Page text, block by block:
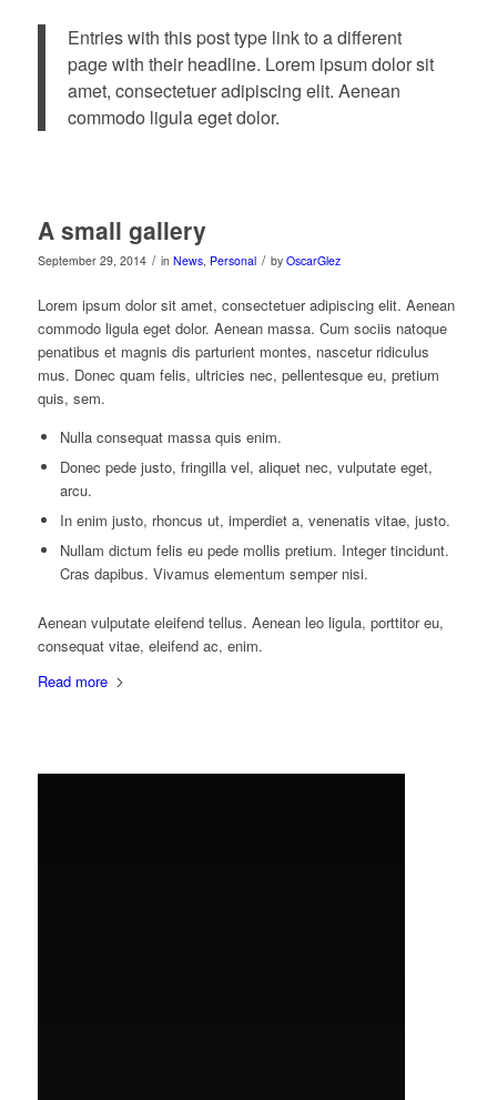
Entries with this post type link to a different
page with their headline. Lorem ipsum dolor sit
amet, consectetuer adipiscing elit. Aenean
commodo ligula eget dolor.
A small gallery
September 29, 2014 / in News, Personal / by OscarGlez
Lorem ipsum dolor sit amet, consectetuer adipiscing elit. Aenean
commodo ligula eget dolor. Aenean massa. Cum sociis natoque
penatibus et magnis dis parturient montes, nascetur ridiculus
mus. Donec quam felis, ultricies nec, pellentesque eu, pretium
quis, sem.
Nulla consequat massa quis enim.
Donec pede justo, fringilla vel, aliquet nec, vulputate eget,
arcu.
In enim justo, rhoncus ut, imperdiet a, venenatis vitae, justo.
Nullam dictum felis eu pede mollis pretium. Integer tincidunt.
Cras dapibus. Vivamus elementum semper nisi.
Aenean vulputate eleifend tellus. Aenean leo ligula, porttitor eu,
consequat vitae, eleifend ac, enim.
Read more